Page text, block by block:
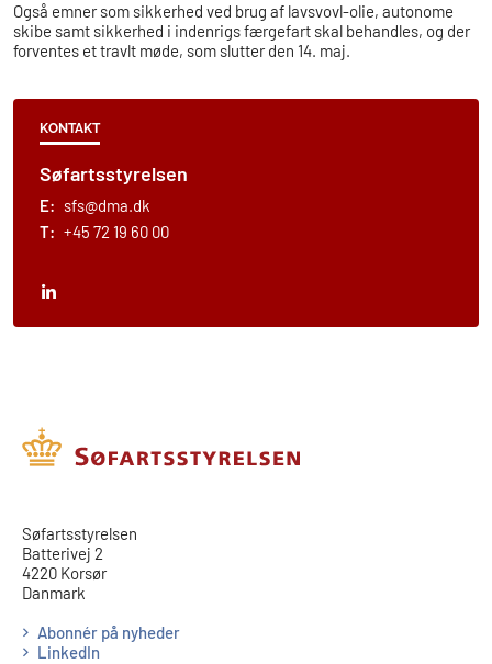
Også emner som sikkerhed ved brug af lavsvovl-olie, autonome
skibe samt sikkerhed i indenrigs færgefart skal behandles, og der
forventes et travlt møde, som slutter den 14. maj.
KONTAKT
Søfartsstyrelsen
E: sfs@dma.dk
T: +45 72 19 60 00
​​Søfartsstyrelsen
Batterivej 2
4220 Korsør
Danmark
Abonnér på nyheder
LinkedIn